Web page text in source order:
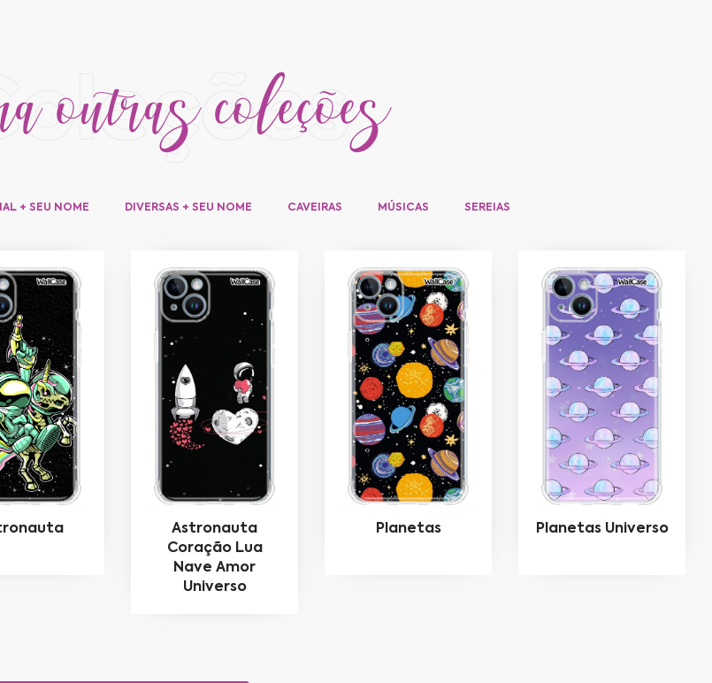
outras coleções
+ SEU NOME DIVERSAS + SEU NOME CAVEIRAS MÚSICAS SEREIAS
Astronauta
Coração Lua
Nave Amor
Universo
Planetas Planetas Universo